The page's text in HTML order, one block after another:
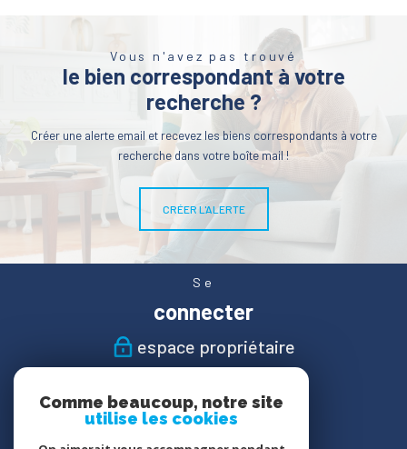
Vous n'avez pas trouvé
le bien correspondant à votre
recherche ?
Créer une alerte email et recevez les biens correspondants à votre
recherche dans votre boîte mail !
CRÉER L'ALERTE
Se
connecter
espace propriétaire
suivre
Comme beaucoup, notre site
utilise les cookies